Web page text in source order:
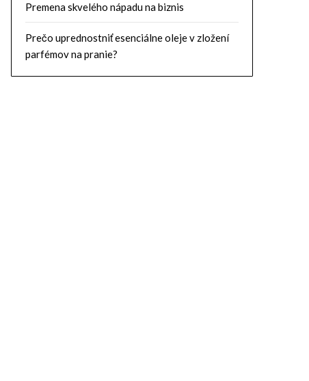
Premena skvelého nápadu na biznis
Prečo uprednostniť esenciálne oleje v zložení
parfémov na pranie?